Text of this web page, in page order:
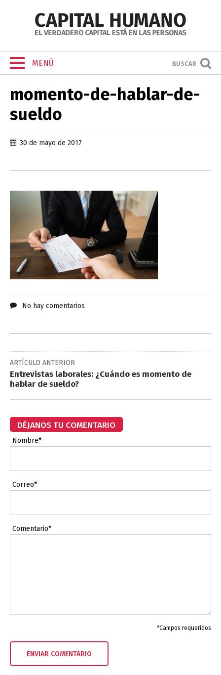
MENÚ BUSCAR
momento-de-hablar-de-
sueldo
30 de mayo de 2017
No hay comentarios
ARTÍCULO ANTERIOR
Entrevistas laborales: ¿Cuándo es momento de
hablar de sueldo?
DÉJANOS TU COMENTARIO
Nombre*
Correo*
Comentario*
*Campos requeridos